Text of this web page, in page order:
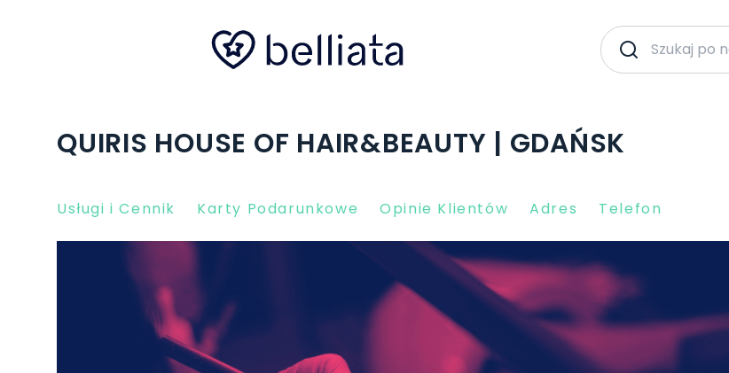
QUIRIS HOUSE OF HAIR&BEAUTY | GDAŃSK
Usługi i Cennik Karty Podarunkowe Opinie Klientów Adres Telefon